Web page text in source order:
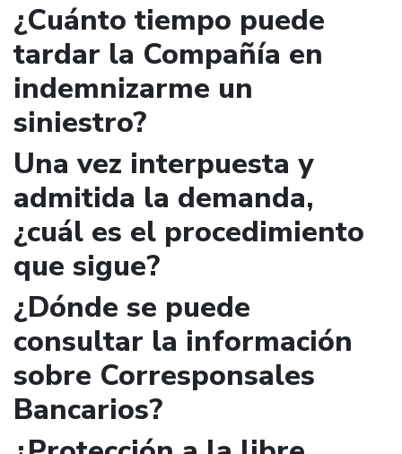
¿Cuánto tiempo puede
tardar la Compañía en
indemnizarme un
siniestro?
Una vez interpuesta y
admitida la demanda,
¿cuál es el procedimiento
que sigue?
¿Dónde se puede
consultar la información
sobre Corresponsales
Bancarios?